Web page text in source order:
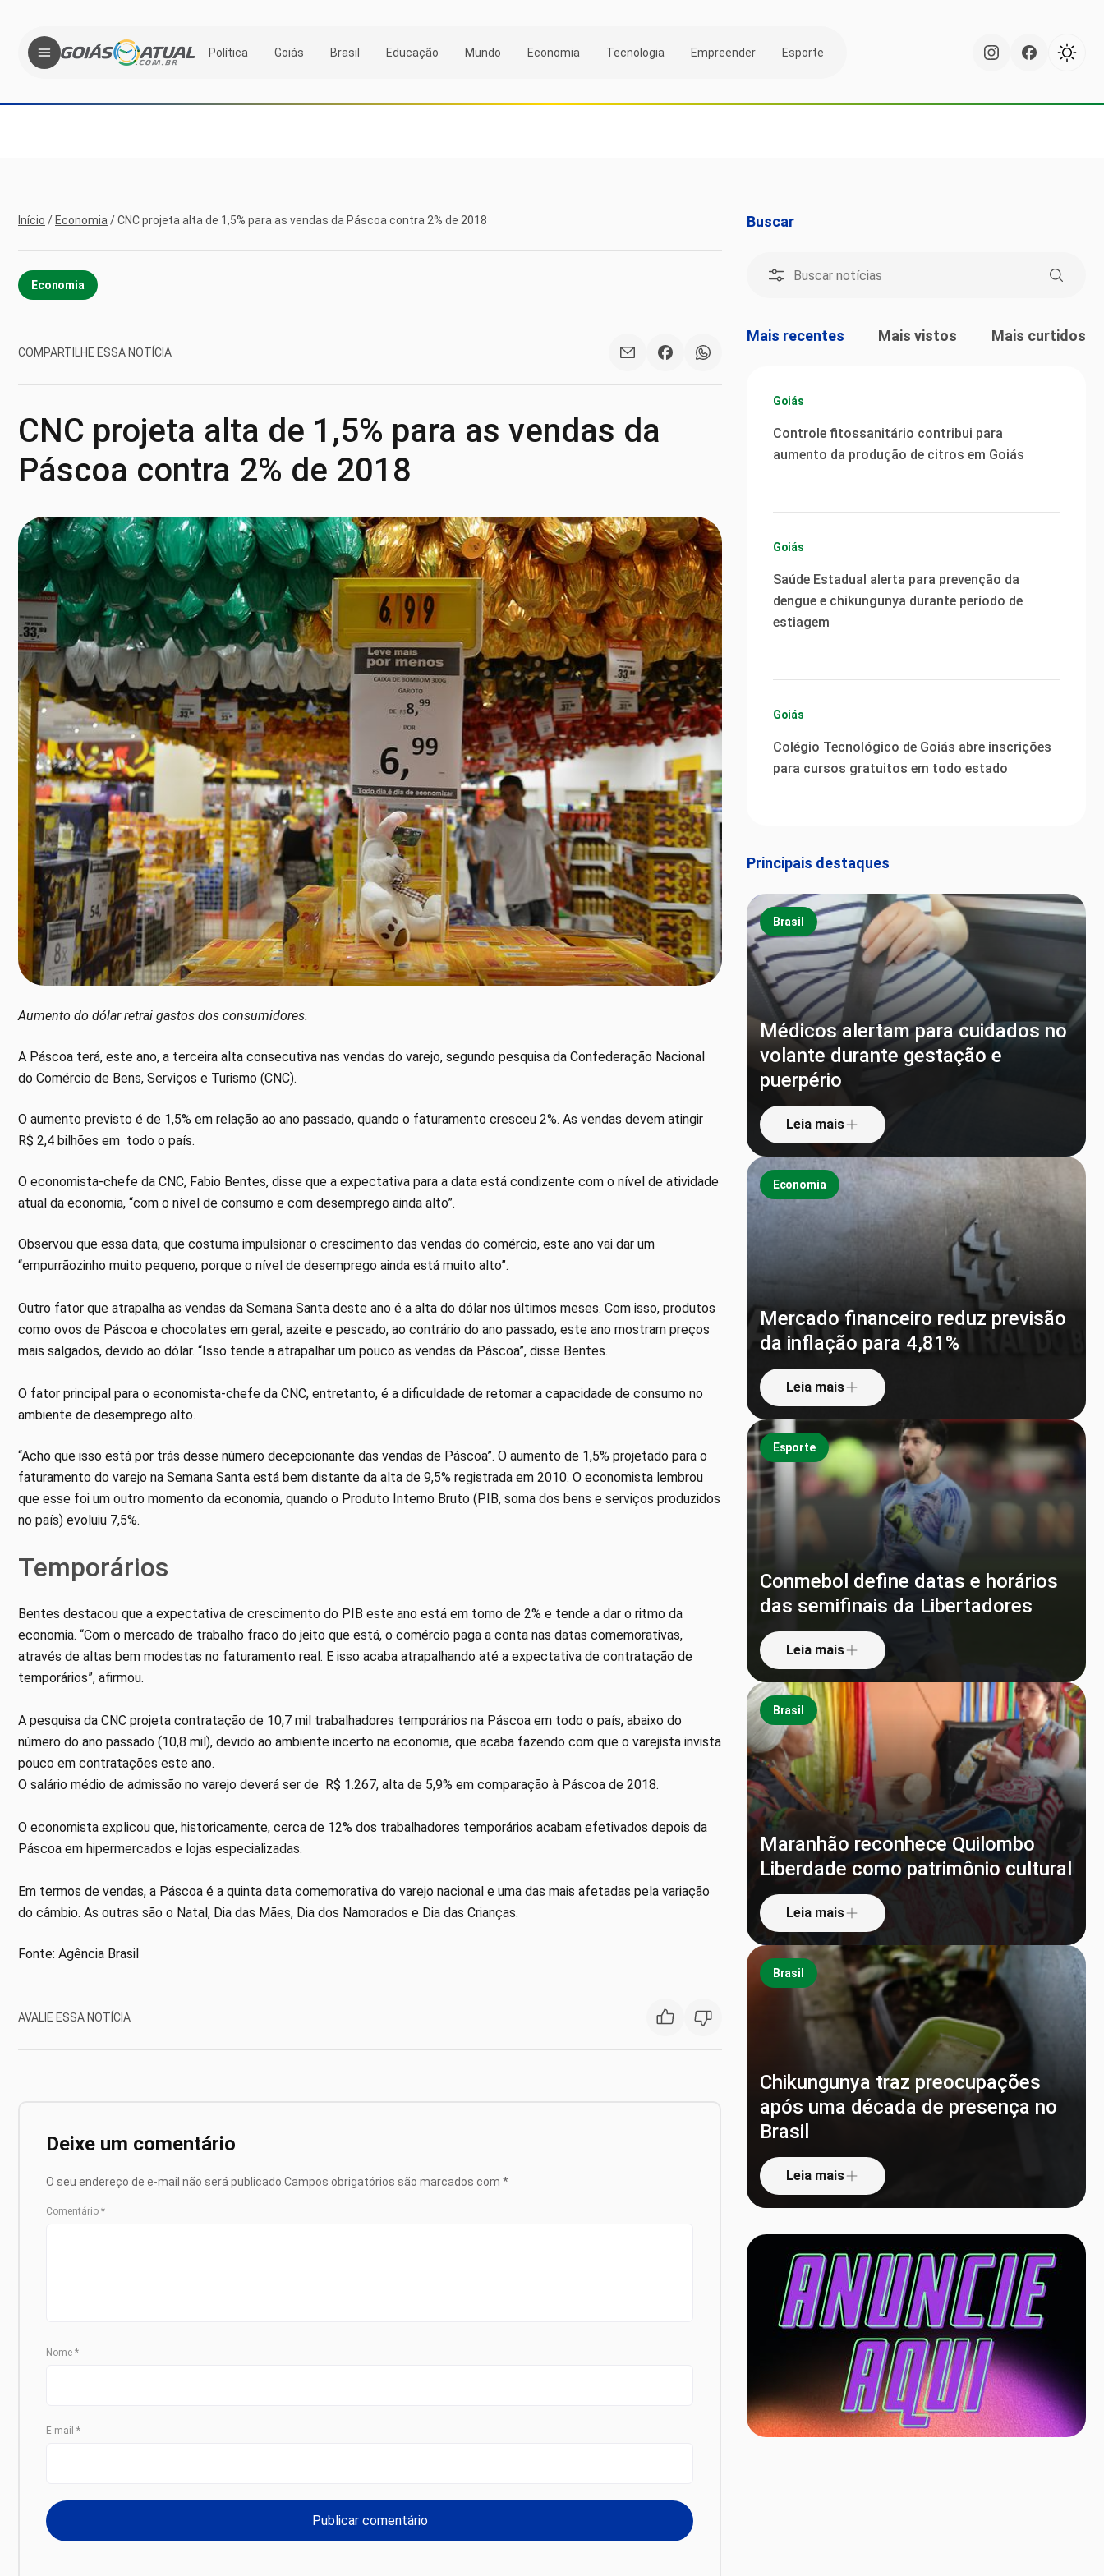
Política Goiás Brasil Educação Mundo Economia Tecnologia Empreender Esporte
Início / Economia /CNC projeta alta de 1,5% para as vendas da Páscoa contra 2% de 2018
Economia
COMPARTILHE ESSA NOTÍCIA
CNC projeta alta de 1,5% para as vendas da
Páscoa contra 2% de 2018
Aumento do dólar retrai gastos dos consumidores.
A Páscoa terá, este ano, a terceira alta consecutiva nas vendas do varejo, segundo pesquisa da Confederação Nacional
do Comércio de Bens, Serviços e Turismo (CNC).
O aumento previsto é de 1,5% em relação ao ano passado, quando o faturamento cresceu 2%. As vendas devem atingir
R$ 2,4 bilhões em todo o país.
O economista-chefe da CNC, Fabio Bentes, disse que a expectativa para a data está condizente com o nível de atividade
atual da economia, “com o nível de consumo e com desemprego ainda alto”.
Observou que essa data, que costuma impulsionar o crescimento das vendas do comércio, este ano vai dar um
“empurrãozinho muito pequeno, porque o nível de desemprego ainda está muito alto”.
Outro fator que atrapalha as vendas da Semana Santa deste ano é a alta do dólar nos últimos meses. Com isso, produtos
como ovos de Páscoa e chocolates em geral, azeite e pescado, ao contrário do ano passado, este ano mostram preços
mais salgados, devido ao dólar. “Isso tende a atrapalhar um pouco as vendas da Páscoa”, disse Bentes.
O fator principal para o economista-chefe da CNC, entretanto, é a dificuldade de retomar a capacidade de consumo no
ambiente de desemprego alto.
“Acho que isso está por trás desse número decepcionante das vendas de Páscoa”. O aumento de 1,5% projetado para o
faturamento do varejo na Semana Santa está bem distante da alta de 9,5% registrada em 2010. O economista lembrou
que esse foi um outro momento da economia, quando o Produto Interno Bruto (PIB, soma dos bens e serviços produzidos
no país) evoluiu 7,5%.
Temporários
Bentes destacou que a expectativa de crescimento do PIB este ano está em torno de 2% e tende a dar o ritmo da
economia. “Com o mercado de trabalho fraco do jeito que está, o comércio paga a conta nas datas comemorativas,
através de altas bem modestas no faturamento real. E isso acaba atrapalhando até a expectativa de contratação de
temporários”, afirmou.
A pesquisa da CNC projeta contratação de 10,7 mil trabalhadores temporários na Páscoa em todo o país, abaixo do
número do ano passado (10,8 mil), devido ao ambiente incerto na economia, que acaba fazendo com que o varejista invista
pouco em contratações este ano.
O salário médio de admissão no varejo deverá ser de R$ 1.267, alta de 5,9% em comparação à Páscoa de 2018.
O economista explicou que, historicamente, cerca de 12% dos trabalhadores temporários acabam efetivados depois da
Páscoa em hipermercados e lojas especializadas.
Em termos de vendas, a Páscoa é a quinta data comemorativa do varejo nacional e uma das mais afetadas pela variação
do câmbio. As outras são o Natal, Dia das Mães, Dia dos Namorados e Dia das Crianças.
Fonte: Agência Brasil
AVALIE ESSA NOTÍCIA
Deixe um comentário
O seu endereço de e-mail não será publicado.Campos obrigatórios são marcados com *
Comentário *
Nome *
E-mail *
Buscar
Mais recentes Mais vistos Mais curtidos
Goiás
Controle fitossanitário contribui para
aumento da produção de citros em Goiás
Goiás
Saúde Estadual alerta para prevenção da
dengue e chikungunya durante período de
estiagem
Goiás
Colégio Tecnológico de Goiás abre inscrições
para cursos gratuitos em todo estado
Principais destaques
Brasil
Médicos alertam para cuidados no
volante durante gestação e
puerpério
Leia mais
Economia
Mercado financeiro reduz previsão
da inflação para 4,81%
Leia mais
Esporte
Conmebol define datas e horários
das semifinais da Libertadores
Leia mais
Brasil
Maranhão reconhece Quilombo
Liberdade como patrimônio cultural
Leia mais
Brasil
Chikungunya traz preocupações
após uma década de presença no
Brasil
Leia mais